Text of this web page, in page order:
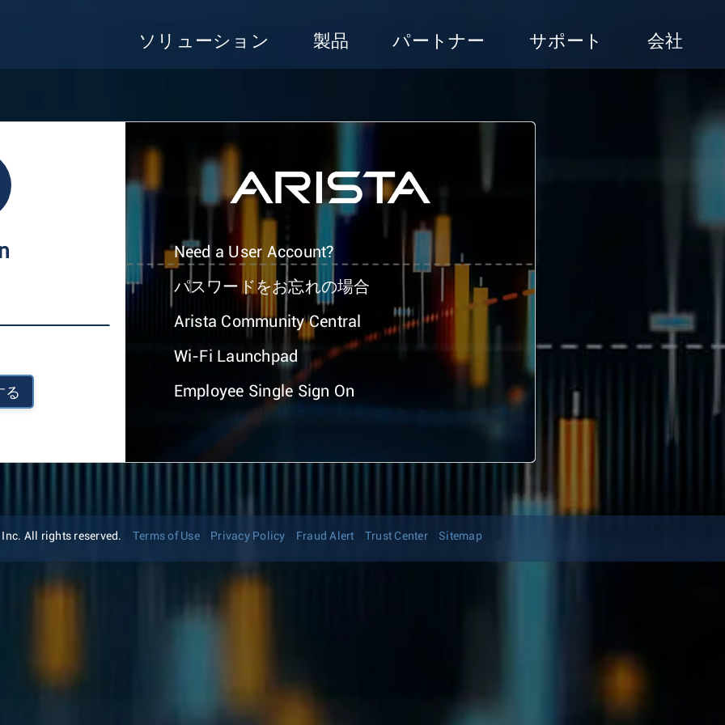
ソリューション 製品 パートナー サポート 会社
る
Need a User Account?
パスワードをお忘れの場合
Arista Community Central
Wi-Fi Launchpad
Employee Single Sign On
All rights reserved. Terms of Use Privacy Policy Fraud Alert Trust Center Sitemap